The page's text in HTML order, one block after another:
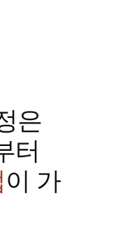
은
터
이 가